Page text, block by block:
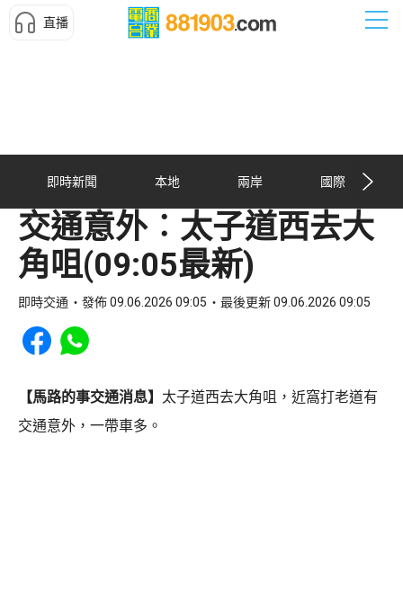
直播
即時新聞 本地 兩岸 國際
交通意外︰太子道西去大
角咀(09:05最新)
即時交通 發佈 09.06.2026 09:05 最後更新 09.06.2026 09:05
Share to Facebook
Share to WhatsApp
【馬路的事交通消息】 太子道西去大角咀，近窩打老道有
交通意外，一帶車多。